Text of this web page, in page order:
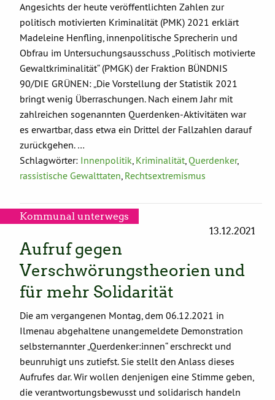
Angesichts der heute veröffentlichten Zahlen zur
politisch motivierten Kriminalität (PMK) 2021 erklärt
Madeleine Henfling, innenpolitische Sprecherin und
Obfrau im Untersuchungsausschuss „Politisch motivierte
Gewaltkriminalität“ (PMGK) der Fraktion BÜNDNIS
90/DIE GRÜNEN: „Die Vorstellung der Statistik 2021
bringt wenig Überraschungen. Nach einem Jahr mit
zahlreichen sogenannten Querdenken-Aktivitäten war
es erwartbar, dass etwa ein Drittel der Fallzahlen darauf
zurückgehen. …
Schlagwörter: Innenpolitik, Kriminalität, Querdenker,
rassistische Gewalttaten, Rechtsextremismus
Kommunal unterwegs
13.12.2021
Aufruf gegen
Verschwörungstheorien und
für mehr Solidarität
Die am vergangenen Montag, dem 06.12.2021 in
Ilmenau abgehaltene unangemeldete Demonstration
selbsternannter „Querdenker:innen“ erschreckt und
beunruhigt uns zutiefst. Sie stellt den Anlass dieses
Aufrufes dar. Wir wollen denjenigen eine Stimme geben,
die verantwortungsbewusst und solidarisch handeln